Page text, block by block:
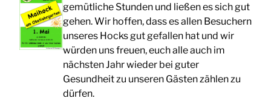
gemütliche Stunden und ließen es sich gut
gehen. Wir hoffen, dass es allen Besuchern
unseres Hocks gut gefallen hat und wir
würden uns freuen, euch alle auch im
nächsten Jahr wieder bei guter
Gesundheit zu unseren Gästen zählen zu
dürfen.